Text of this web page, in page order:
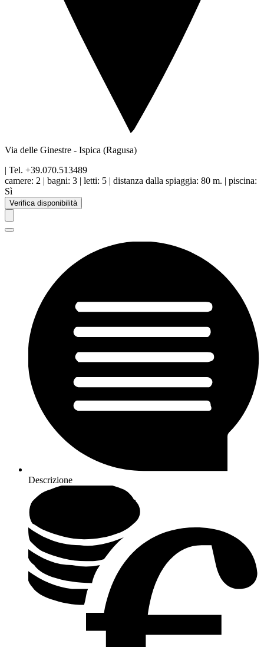
Via delle Ginestre - Ispica (Ragusa)
| Tel. +39.070.513489
camere: 2 | bagni: 3 | letti: 5 | distanza dalla spiaggia: 80 m. | piscina:
Sì
Verifica disponibilità
Descrizione